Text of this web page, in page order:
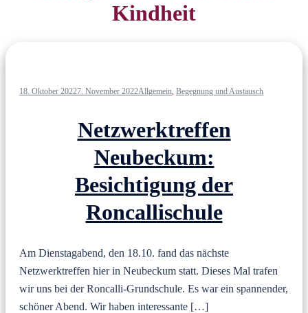
Kindheit
18. Oktober 20227. November 2022Allgemein, Begegnung und Austausch
Netzwerktreffen
Neubeckum:
Besichtigung der
Roncallischule
Am Dienstagabend, den 18.10. fand das nächste
Netzwerktreffen hier in Neubeckum statt. Dieses Mal trafen
wir uns bei der Roncalli-Grundschule. Es war ein spannender,
schöner Abend. Wir haben interessante […]